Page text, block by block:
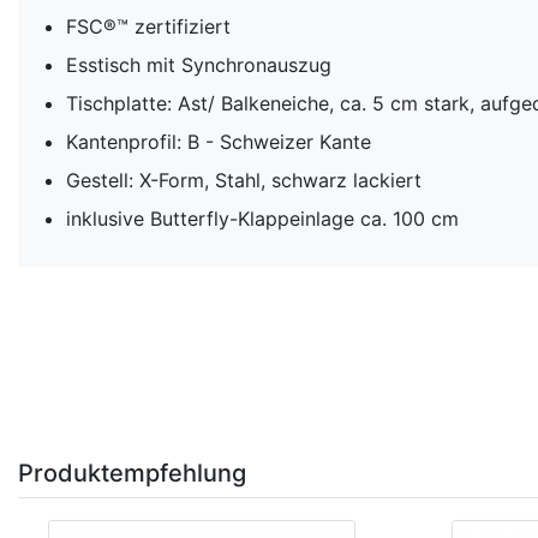
FSC®™ zertifiziert
Esstisch mit Synchronauszug
Tischplatte: Ast/ Balkeneiche, ca. 5 cm stark,
Kantenprofil: B - Schweizer Kante
Gestell: X-Form, Stahl, schwarz lackiert
inklusive Butterfly-Klappeinlage ca. 100 cm
Produktempfehlung